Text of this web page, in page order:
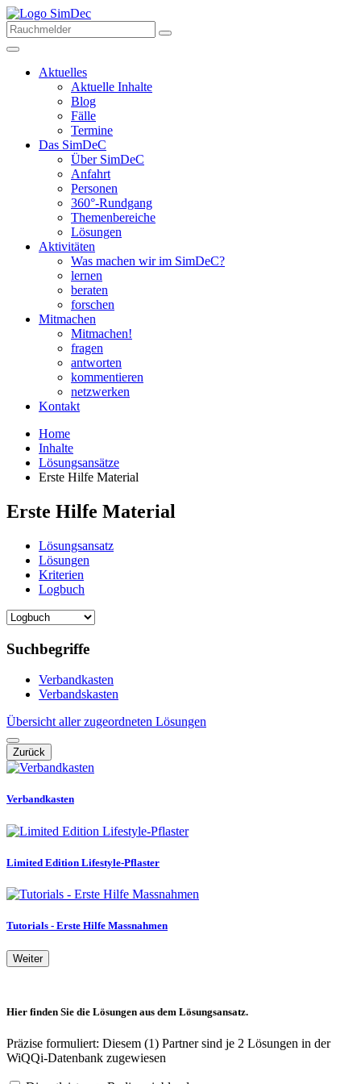
Aktuelles
Aktuelle Inhalte
Blog
Fälle
Termine
Das SimDeC
Über SimDeC
Anfahrt
Personen
360°-Rundgang
Themenbereiche
Lösungen
Aktivitäten
Was machen wir im SimDeC?
lernen
beraten
forschen
Mitmachen
Mitmachen!
fragen
antworten
kommentieren
netzwerken
Kontakt
Home
Inhalte
Lösungsansätze
Erste Hilfe Material
Erste Hilfe Material
Lösungsansatz
Lösungen
Kriterien
Logbuch
Suchbegriffe
Verbandkasten
Verbandskasten
Übersicht aller zugeordneten Lösungen
Zurück
Verbandkasten
Limited Edition Lifestyle-Pflaster
Tutorials - Erste Hilfe Massnahmen
Weiter
Hier finden Sie die Lösungen aus dem Lösungsansatz.
Präzise formuliert: Diesem (1) Partner sind je 2 Lösungen in der
WiQQi-Datenbank zugewiesen